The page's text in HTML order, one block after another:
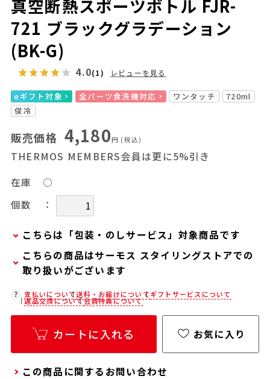
真空断熱スポーツボトル FJR-
721 ブラックグラデーション
(BK-G)
4.0(1) レビューを見る
eギフト対象 全パーツ食洗機対応 ワンタッチ
720ml
保冷
販売価格 4,180円 (税込)
THERMOS MEMBERS会員は更に5%引き
在庫
○
個数
：
こちらは「包装・のしサービス」対象商品です
弊社での包装・のしを希望される場合は、商品を
カートに入れた後に「会員限定のし・ラッピング
(330円/個)設定へ」ボタンからお手続きくださ
い。
「包装・のしサービス」には、手提げ袋やギフト
バッグは含まれておりません。手提げ袋やギフト
バッグを希望される場合は、以下よりご購入をお
願いいたします。
こちらの商品はサーモス スタイリングストアでの
取り扱いがございます
在庫状況につきましては、各店舗までお電話にて
ご確認ください。
店舗紹介ページ
支払いについて送料・お届けについてギフトサービスについて
返品交換について会員特典について
カートに入れる お気に入り
この商品に関するお問い合わせ